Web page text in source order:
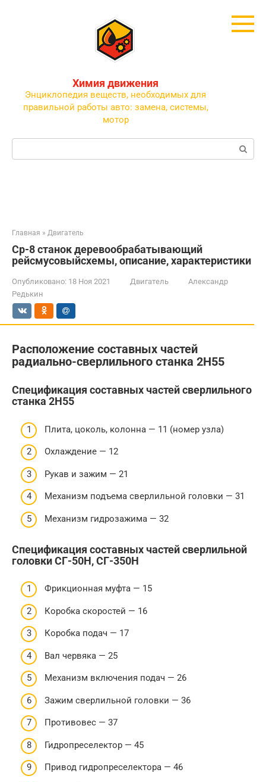
Химия движения
Энциклопедия веществ, необходимых для
правильной работы авто: замена, системы,
мотор
Поиск:
Главная » Двигатель
Ср-8 станок деревообрабатывающий
рейсмусовыйсхемы, описание, характеристики
Опубликовано: 18 Ноя 2021 Двигатель
Александр
Редькин
Расположение составных частей
радиально-сверлильного станка 2Н55
Спецификация составных частей сверлильного
станка 2Н55
Плита, цоколь, колонна — 11 (номер узла)
Охлаждение — 12
Рукав и зажим — 21
Механизм подъема сверлильной головки — 31
Механизм гидрозажима — 32
Спецификация составных частей сверлильной
головки СГ-50Н, СГ-350Н
Фрикционная муфта — 15
Коробка скоростей — 16
Коробка подач — 17
Вал червяка — 25
Механизм включения подач — 26
Зажим сверлильной головки — 36
Противовес — 37
Гидропреселектор — 45
Привод гидропреселектора — 46